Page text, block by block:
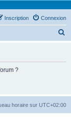
Connexion
Inscription
h
?
horaire sur UTC+02:00